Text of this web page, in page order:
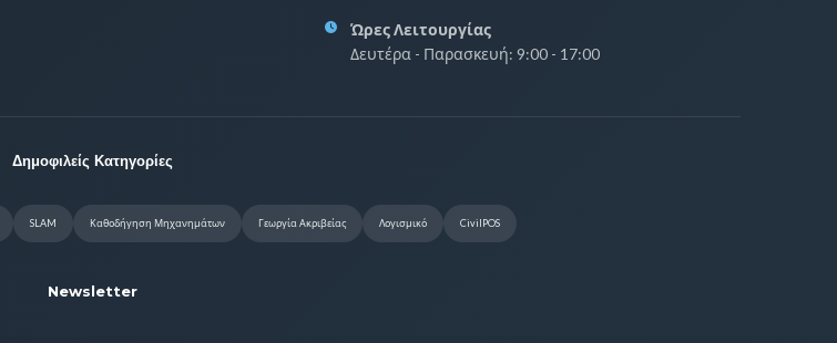
Ώρες Λειτουργίας
Δευτέρα - Παρασκευή: 9:00 - 17:00
Δημοφιλείς Κατηγορίες
SLAM Καθοδήγηση Μηχανημάτων Γεωργία Ακριβείας Λογισμικό CivilPOS
Newsletter